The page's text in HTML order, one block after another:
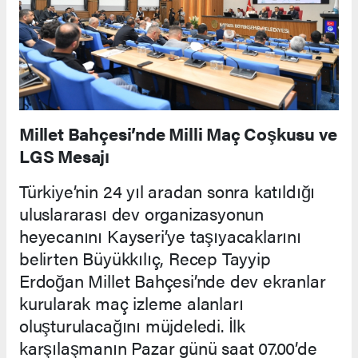
​Millet Bahçesi’nde Milli Maç Coşkusu ve
LGS Mesajı
​Türkiye’nin 24 yıl aradan sonra katıldığı
uluslararası dev organizasyonun
heyecanını Kayseri’ye taşıyacaklarını
belirten Büyükkılıç, Recep Tayyip
Erdoğan Millet Bahçesi’nde dev ekranlar
kurularak maç izleme alanları
oluşturulacağını müjdeledi. İlk
karşılaşmanın Pazar günü saat 07.00’de